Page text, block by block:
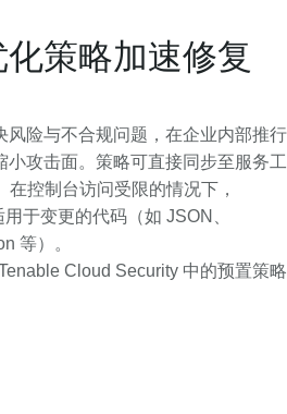
策略加速修复
风险与不合规问题，在企业内部推行
攻击面。策略可直接同步至服务工
控制台访问受限的情况下，
于变更的代码（如 JSON、
等）。